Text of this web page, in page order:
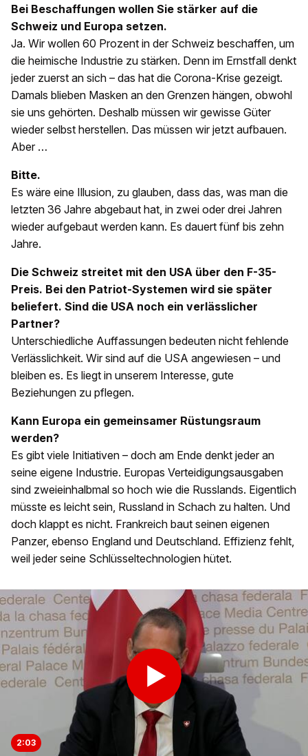
Bei Beschaffungen wollen Sie stärker auf die
Schweiz und Europa setzen.
Ja. Wir wollen 60 Prozent in der Schweiz beschaffen, um
die heimische Industrie zu stärken. Denn im Ernstfall denkt
jeder zuerst an sich – das hat die Corona-Krise gezeigt.
Damals blieben Masken an den Grenzen hängen, obwohl
sie uns gehörten. Deshalb müssen wir gewisse Güter
wieder selbst herstellen. Das müssen wir jetzt aufbauen.
Aber …
Bitte.
Es wäre eine Illusion, zu glauben, dass das, was man die
letzten 36 Jahre abgebaut hat, in zwei oder drei Jahren
wieder aufgebaut werden kann. Es dauert fünf bis zehn
Jahre.
Die Schweiz streitet mit den USA über den F-35-
Preis. Bei den Patriot-Systemen wird sie später
beliefert. Sind die USA noch ein verlässlicher
Partner?
Unterschiedliche Auffassungen bedeuten nicht fehlende
Verlässlichkeit. Wir sind auf die USA angewiesen – und
bleiben es. Es liegt in unserem Interesse, gute
Beziehungen zu pflegen.
Kann Europa ein gemeinsamer Rüstungsraum
werden?
Es gibt viele Initiativen – doch am Ende denkt jeder an
seine eigene Industrie. Europas Verteidigungsausgaben
sind zweieinhalbmal so hoch wie die Russlands. Eigentlich
müsste es leicht sein, Russland in Schach zu halten. Und
doch klappt es nicht. Frankreich baut seinen eigenen
Panzer, ebenso England und Deutschland. Effizienz fehlt,
weil jeder seine Schlüsseltechnologien hütet.
2:03